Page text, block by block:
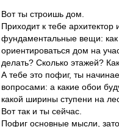
Вот ты строишь дом.
Приходит к тебе архитектор
фундаментальные вещи:
ориентироваться дом на
делать? Сколько этажей?
А тебе это пофиг, ты
вопросами: а какие обои
какой ширины ступени на
Вот так и ты сейчас.
Пофиг основные мысли,